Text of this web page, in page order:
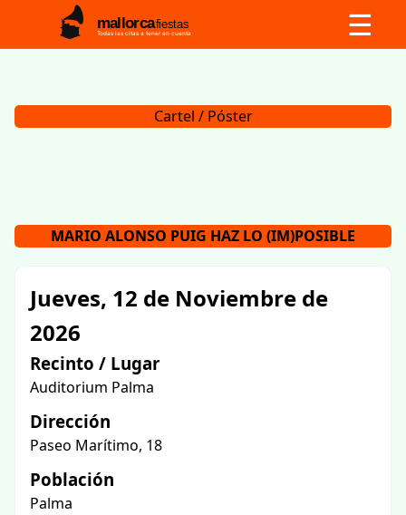
mallorcafiestas
Todas las citas a tener en cuenta ☰
Cartel / Póster
MARIO ALONSO PUIG HAZ LO (IM)POSIBLE
Jueves, 12 de Noviembre de
2026
Recinto / Lugar
Auditorium Palma
Dirección
Paseo Marítimo, 18
Población
Palma